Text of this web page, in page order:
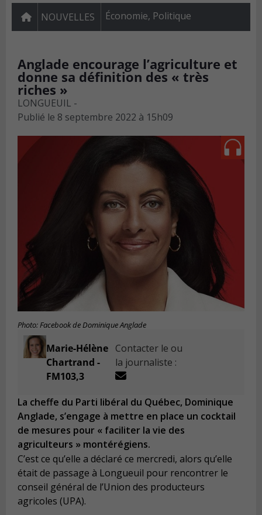
NOUVELLES Économie, Politique
Anglade encourage l’agriculture et
donne sa définition des « très
riches »
LONGUEUIL -
Publié le 8 septembre 2022 à 15h09
Photo: Facebook de Dominique Anglade
Marie-Hélène
Chartrand -
FM103,3
Contacter le ou
la journaliste :
La cheffe du Parti libéral du Québec, Dominique
Anglade, s’engage à mettre en place un cocktail
de mesures pour « faciliter la vie des
agriculteurs » montérégiens.
C’est ce qu’elle a déclaré ce mercredi, alors qu’elle
était de passage à Longueuil pour rencontrer le
conseil général de l’Union des producteurs
agricoles (UPA).